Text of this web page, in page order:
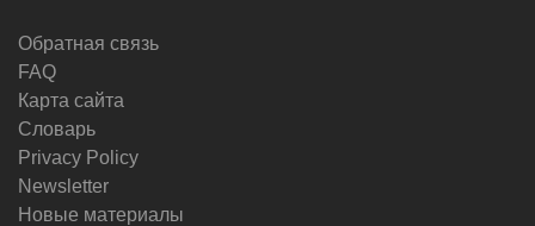
Обратная связь
FAQ
Карта сайта
Словарь
Privacy Policy
Newsletter
Новые материалы